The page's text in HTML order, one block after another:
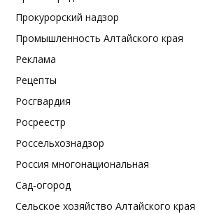
Прокурорский надзор
Промышленность Алтайского края
Реклама
Рецепты
Росгвардия
Росреестр
Россельхознадзор
Россия многонациональная
Сад-огород
Сельское хозяйство Алтайского края